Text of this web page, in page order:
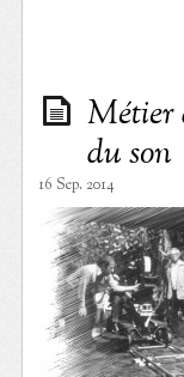
Métier
du son
16 Sep. 2014